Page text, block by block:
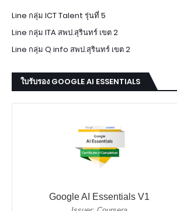
Line กลุ่ม ICT Talent รุ่นที่ 5
Line กลุ่ม ITA สพป.สุรินทร์ เขต 2
Line กลุ่ม Q info สพป.สุรินทร์ เขต 2
ใบรับรอง GOOGLE AI ESSENTIALS